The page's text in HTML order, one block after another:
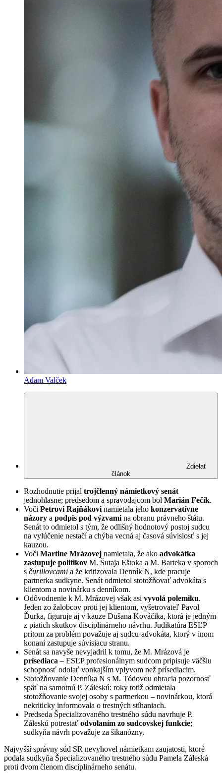
Adam Valček
Zdielať
článok
Rozhodnutie prijal trojčlenný námietkový senát
jednohlasne; predsedom a spravodajcom bol Marián Fečík.
Voči Petrovi Rajňákovi namietala jeho konzervatívne
názory a podpis pod výzvami na obranu právneho štátu.
Senát to odmietol s tým, že odlišný hodnotový postoj sudcu
na vylúčenie nestačí a chýba vecná aj časová súvislosť s jej
kauzou.
Voči Martine Mrázovej namietala, že ako advokátka
zastupuje politikov M. Šutaja Eštoka a M. Barteka v sporoch
s čurillovcami a že kritizovala Denník N, kde pracuje
partnerka sudkyne. Senát odmietol stotožňovať advokáta s
klientom a novinárku s denníkom.
Odôvodnenie k M. Mrázovej však asi vyvolá polemiku.
Jeden zo žalobcov proti jej klientom, vyšetrovateľ Pavol
Ďurka, figuruje aj v kauze Dušana Kováčika, ktorá je jedným
z piatich skutkov disciplinárneho návrhu. Judikatúra ESĽP
pritom za problém považuje aj sudcu-advokáta, ktorý v inom
konaní zastupuje súvisiacu stranu.
Senát sa navyše nevyjadril k tomu, že M. Mrázová je
prísediaca – ESĽP profesionálnym sudcom pripisuje väčšiu
schopnosť odolať vonkajším vplyvom než prísediacim.
Stotožňovanie Denníka N s M. Tódovou obracia pozornosť
späť na samotnú P. Záleskú: roky totiž odmietala
stotožňovanie svojej osoby s partnerkou – novinárkou, ktorá
nekriticky informovala o trestných stíhaniach.
Predseda Špecializovaného trestného súdu navrhuje P.
Záleskú potrestať odvolaním zo sudcovskej funkcie;
sudkyňa návrh považuje za šikanózny.
Najvyšší správny súd SR nevyhovel námietkam zaujatosti, ktoré
podala sudkyňa Špecializovaného trestného súdu Pamela Záleská
proti dvom členom disciplinárneho senátu.